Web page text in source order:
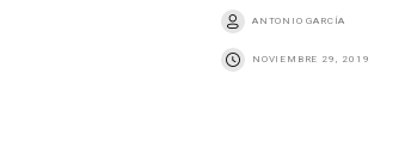
ANTONIO GARCÍA
NOVIEMBRE 29, 2019